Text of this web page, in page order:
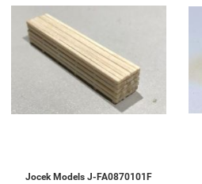
Jocek Models J-FA0870101F